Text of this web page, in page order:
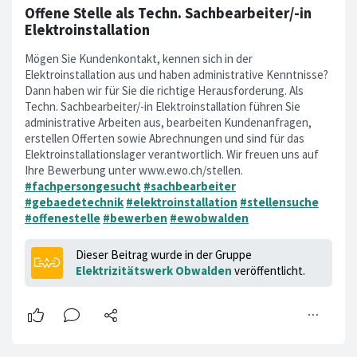
Offene Stelle als Techn. Sachbearbeiter/-in
Elektroinstallation
Mögen Sie Kundenkontakt, kennen sich in der
Elektroinstallation aus und haben administrative Kenntnisse?
Dann haben wir für Sie die richtige Herausforderung. Als
Techn. Sachbearbeiter/-in Elektroinstallation führen Sie
administrative Arbeiten aus, bearbeiten Kundenanfragen,
erstellen Offerten sowie Abrechnungen und sind für das
Elektroinstallationslager verantwortlich. Wir freuen uns auf
Ihre Bewerbung unter www.ewo.ch/stellen.
#fachpersongesucht #sachbearbeiter
#gebaedetechnik #elektroinstallation #stellensuche
#offenestelle #bewerben #ewobwalden
Dieser Beitrag wurde in der Gruppe
Elektrizitätswerk Obwalden veröffentlicht.